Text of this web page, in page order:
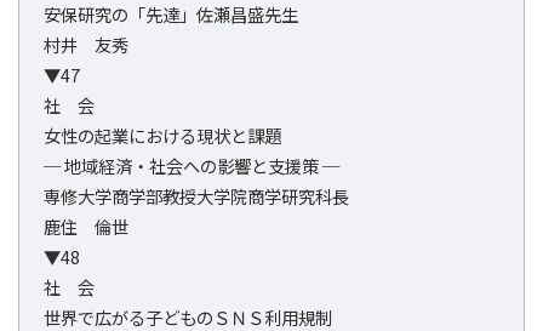
安保研究の「先達」佐瀬昌盛先生
村井 友秀
▼47
社 会
女性の起業における現状と課題
─ 地域経済・社会への影響と支援策 ─
専修大学商学部教授大学院商学研究科長
鹿住 倫世
▼48
社 会
世界で広がる子どものＳＮＳ利用規制